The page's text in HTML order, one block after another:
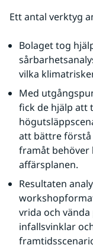
Ett antal verktyg
Bolaget tog
vilka
Med
fick de hjälp att
att bättre förstå
framåt behöver
affärsplanen.
Resultaten
vrida och
infallsvinklar